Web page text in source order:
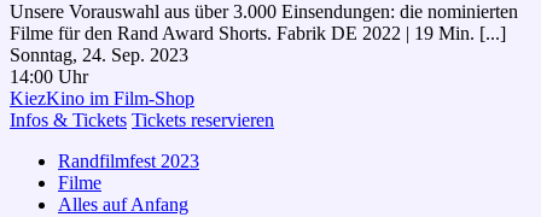
Unsere Vorauswahl aus über 3.000 Einsendungen: die nominierten
Filme für den Rand Award Shorts. Fabrik DE 2022 | 19 Min. [...]
Sonntag, 24. Sep. 2023
14:00 Uhr
KiezKino im Film-Shop
Infos & Tickets Tickets reservieren
Randfilmfest 2023
Filme
Alles auf Anfang